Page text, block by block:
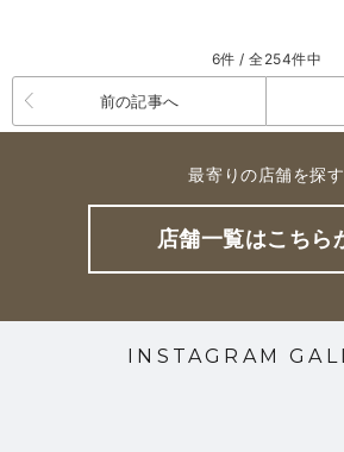
6件 / 全254件中
前の記事へ
最寄りの店舗を探す
店舗一覧はこちら
INSTAGRAM